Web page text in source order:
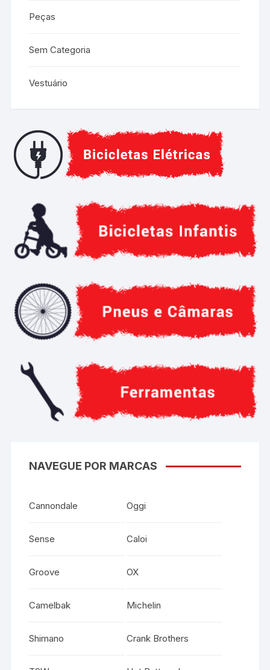
Peças
Sem Categoria
Vestuário
NAVEGUE POR MARCAS
Cannondale Oggi
Sense Caloi
Groove OX
Camelbak Michelin
Shimano Crank Brothers